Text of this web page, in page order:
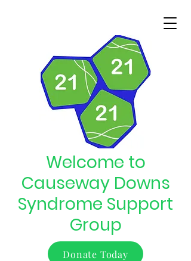
Welcome to
Causeway Downs
Syndrome Support
Group
Donate Today